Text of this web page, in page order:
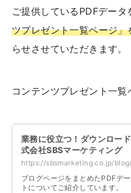
ご提供しているPDFデータ
ツプレゼント一覧ページ」
らせさせていただきます。
コンテンツプレゼント一
業務に役立つ！ダウンロー
式会社SBSマーケティング
ブログページをまとめたPDFデ
トについてご紹介しています。